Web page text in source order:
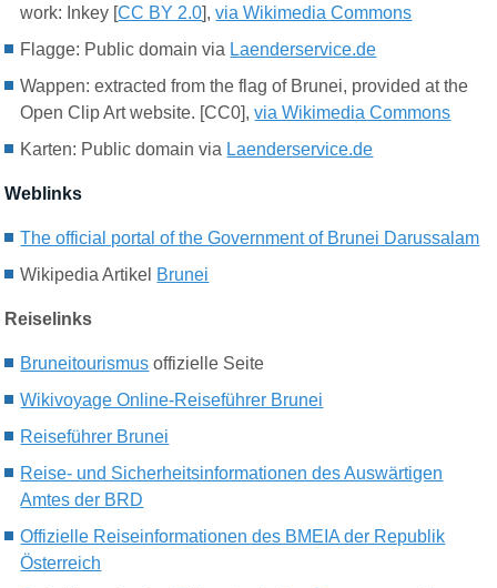
work: Inkey [CC BY 2.0],via Wikimedia Commons
Flagge: Public domain via Laenderservice.de
Wappen: extracted from the flag of Brunei, provided at the
Open Clip Art website. [CC0],via Wikimedia Commons
Karten: Public domain via Laenderservice.de
Weblinks
The official portal of the Government of Brunei Darussalam
Wikipedia Artikel Brunei
Reiselinks
Bruneitourismus offizielle Seite
Wikivoyage Online-Reiseführer Brunei
Reiseführer Brunei
Reise- und Sicherheitsinformationen des Auswärtigen
Amtes der BRD
Offizielle Reiseinformationen des BMEIA der Republik
Österreich